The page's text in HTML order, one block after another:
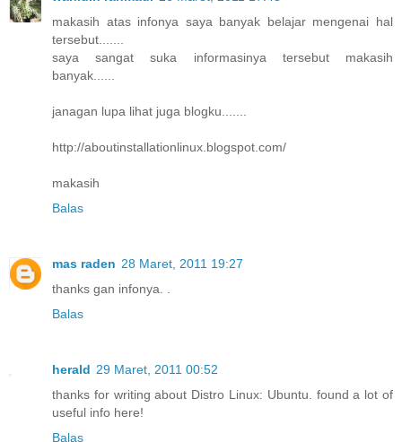
makasih atas infonya saya banyak belajar mengenai hal
tersebut.......
saya sangat suka informasinya tersebut makasih
banyak......
janagan lupa lihat juga blogku.......
http://aboutinstallationlinux.blogspot.com/
makasih
Balas
mas raden 28 Maret, 2011 19:27
thanks gan infonya. .
Balas
herald 29 Maret, 2011 00:52
thanks for writing about Distro Linux: Ubuntu. found a lot of
useful info here!
Balas